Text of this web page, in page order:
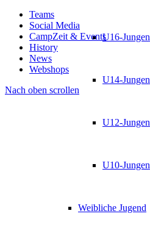
U16-Jungen
U14-Jungen
U12-Jungen
U10-Jungen
Weibliche Jugend
Teams
Social Media
CampZeit & Events
History
News
Webshops
Nach oben scrollen